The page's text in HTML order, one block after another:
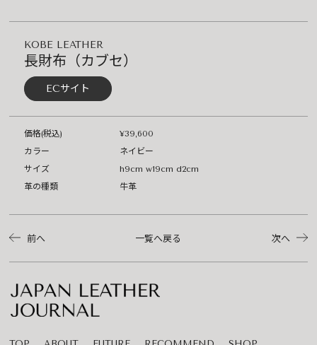
KOBE LEATHER
長財布（カブセ）
ECサイト
価格(税込)
¥39,600
カラー
ネイビー
サイズ
h9cm w19cm d2cm
革の種類
牛革
前へ 一覧へ戻る 次へ